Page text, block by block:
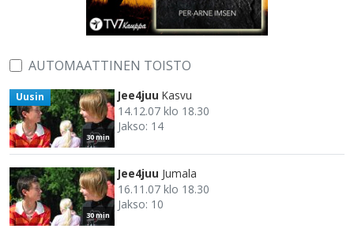
AUTOMAATTINEN TOISTO
30 min
Uusin Jee4juu Kasvu
14.12.07 klo 18.30
Jakso: 14
30 min
Jee4juu Jumala
16.11.07 klo 18.30
Jakso: 10